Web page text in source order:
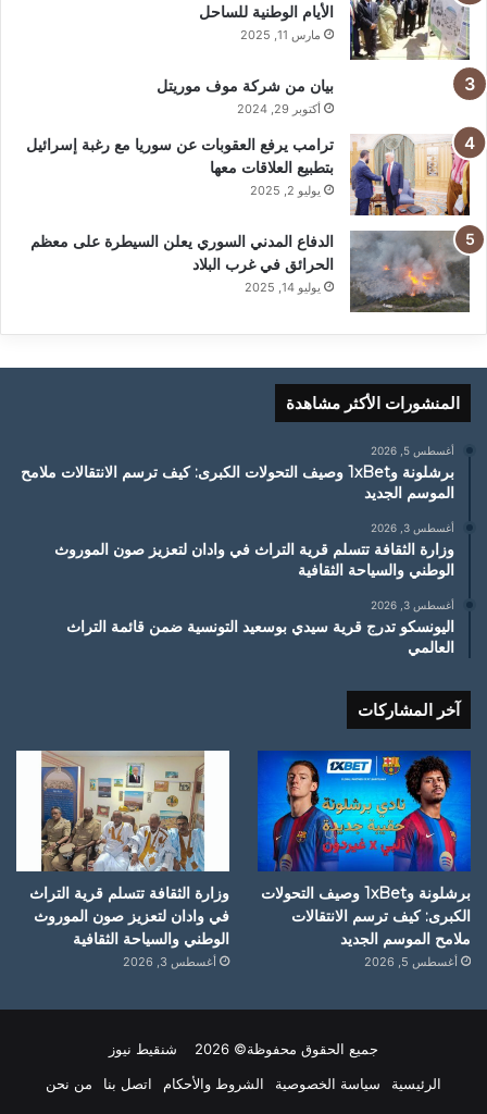
الأيام الوطنية للساحل
مارس 11, 2025
بيان من شركة موف موريتل
أكتوبر 29, 2024
ترامب يرفع العقوبات عن سوريا مع رغبة إسرائيل
بتطبيع العلاقات معها
يوليو 2, 2025
الدفاع المدني السوري يعلن السيطرة على معظم
الحرائق في غرب البلاد
يوليو 14, 2025
المنشورات الأكثر مشاهدة
أغسطس 5, 2026
برشلونة و1xBet وصيف التحولات الكبرى: كيف ترسم الانتقالات ملامح
الموسم الجديد
أغسطس 3, 2026
وزارة الثقافة تتسلم قرية التراث في وادان لتعزيز صون الموروث
الوطني والسياحة الثقافية
أغسطس 3, 2026
اليونسكو تدرج قرية سيدي بوسعيد التونسية ضمن قائمة التراث
العالمي
آخر المشاركات
برشلونة و1xBet وصيف التحولات
الكبرى: كيف ترسم الانتقالات
ملامح الموسم الجديد
أغسطس 5, 2026
وزارة الثقافة تتسلم قرية التراث
في وادان لتعزيز صون الموروث
الوطني والسياحة الثقافية
أغسطس 3, 2026
جميع الحقوق محفوظة© 2026 شنقيط نيوز
الرئيسية
سياسة الخصوصية الشروط والأحكام اتصل بنا من نحن